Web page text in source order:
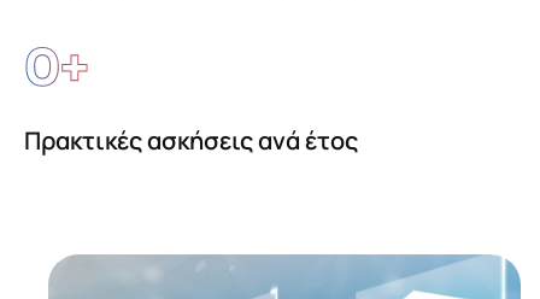
0+
Πρακτικές ασκήσεις ανά έτος